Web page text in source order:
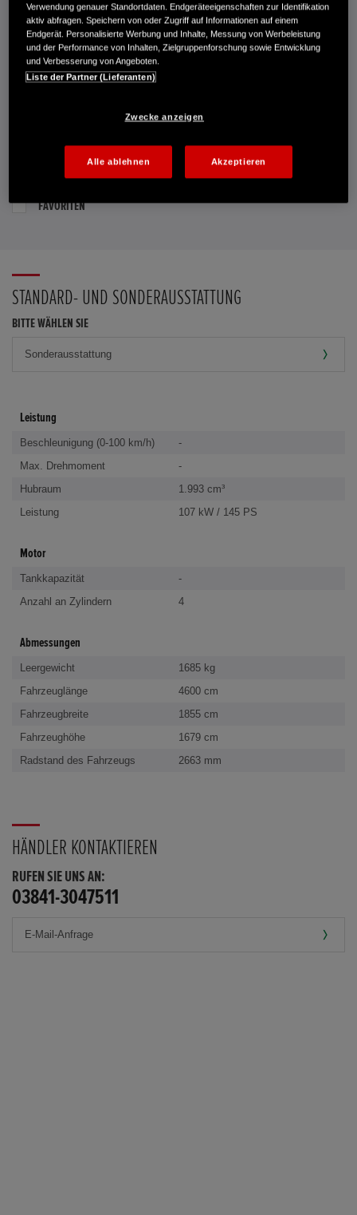
Route planen
Händlerbestand anzeigen
Dealer Website anzeigen
Händler kontaktieren
PROBEFAHRT VEREINBAREN
FAVORITEN
STANDARD- UND SONDERAUSSTATTUNG
BITTE WÄHLEN SIE
Leistung
Beschleunigung (0-100 km/h)
-
Max. Drehmoment
-
Hubraum
1.993 cm³
Leistung
107 kW / 145 PS
Motor
Tankkapazität
-
Anzahl an Zylindern
4
Abmessungen
Leergewicht
1685 kg
Fahrzeuglänge
4600 cm
Fahrzeugbreite
1855 cm
Fahrzeughöhe
1679 cm
Radstand des Fahrzeugs
2663 mm
HÄNDLER KONTAKTIEREN
RUFEN SIE UNS AN:
03841-3047511
Verwendung genauer Standortdaten. Endgeräteeigenschaften zur Identifikation
aktiv abfragen. Speichern von oder Zugriff auf Informationen auf einem
Endgerät. Personalisierte Werbung und Inhalte, Messung von Werbeleistung
und der Performance von Inhalten, Zielgruppenforschung sowie Entwicklung
und Verbesserung von Angeboten.
Liste der Partner (Lieferanten)
Zwecke anzeigen
Alle ablehnen Akzeptieren